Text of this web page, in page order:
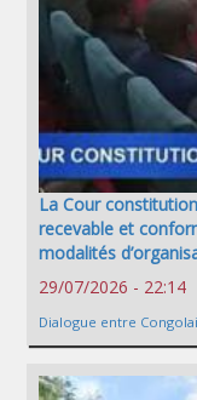
La Cour
recevable et
modalités
29/07/2026 - 22:14
Dialogue entre